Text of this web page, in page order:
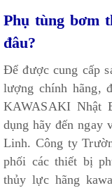
Phụ tùng bơm
đâu?
Để được cung cấp
lượng chính hãng,
KAWASAKI Nhật
dụng hãy đến ngay
Linh. Công ty
phối các thiết bị
thủy lực hãng